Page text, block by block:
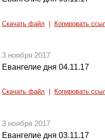
Скачать файл Копировать
3 ноября 2017
Евангелие дня 04.11.17
Скачать файл Копировать
3 ноября 2017
Евангелие дня 03.11.17